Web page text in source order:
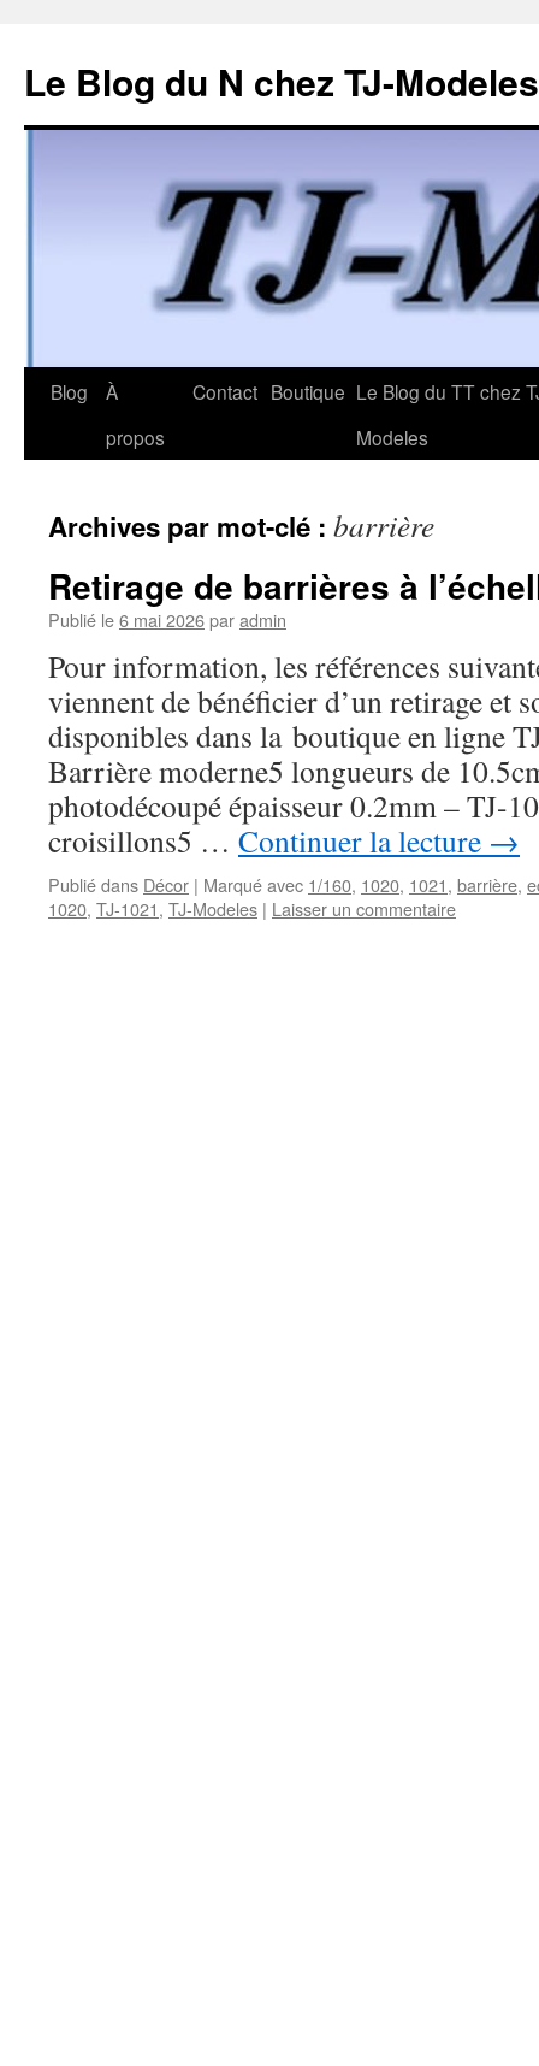
Le Blog du N chez TJ-Modeles
Aller
Blog
À
propos
Contact Boutique Le Blog du TT chez
Modeles
Archives par mot-clé : barrière
Retirage de barrières à
Publié le6 mai 2026paradmin
Pour information, les références
viennent de bénéficier d’un retirage et
disponibles dans la boutique en ligne
Barrière moderne5 longueurs de
photodécoupé épaisseur 0.2mm – TJ-
croisillons5 … Continuer la lecture →
Publié dans Décor | Marqué avec 1/160, 1020, 1021, barrière,
1020, TJ-1021, TJ-Modeles | Laisser un commentaire